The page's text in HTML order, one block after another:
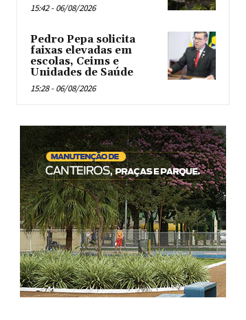
15:42 - 06/08/2026
Pedro Pepa solicita
faixas elevadas em
escolas, Ceims e
Unidades de Saúde
15:28 - 06/08/2026